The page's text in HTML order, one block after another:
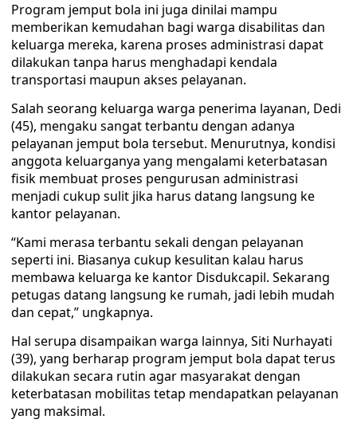
Program jemput bola ini juga dinilai mampu
memberikan kemudahan bagi warga disabilitas dan
keluarga mereka, karena proses administrasi dapat
dilakukan tanpa harus menghadapi kendala
transportasi maupun akses pelayanan.
Salah seorang keluarga warga penerima layanan, Dedi
(45), mengaku sangat terbantu dengan adanya
pelayanan jemput bola tersebut. Menurutnya, kondisi
anggota keluarganya yang mengalami keterbatasan
fisik membuat proses pengurusan administrasi
menjadi cukup sulit jika harus datang langsung ke
kantor pelayanan.
“Kami merasa terbantu sekali dengan pelayanan
seperti ini. Biasanya cukup kesulitan kalau harus
membawa keluarga ke kantor Disdukcapil. Sekarang
petugas datang langsung ke rumah, jadi lebih mudah
dan cepat,” ungkapnya.
Hal serupa disampaikan warga lainnya, Siti Nurhayati
(39), yang berharap program jemput bola dapat terus
dilakukan secara rutin agar masyarakat dengan
keterbatasan mobilitas tetap mendapatkan pelayanan
yang maksimal.